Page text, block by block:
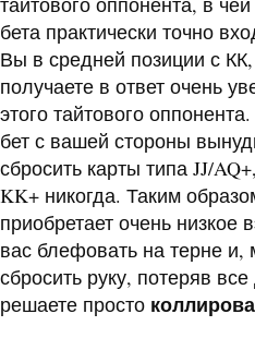
бета практически точно
Вы в средней позиции с
получаете в ответ очень
этого тайтового
бет с вашей стороны
сбросить карты типа JJ/
KK+ никогда. Таким
приобретает очень низкое
вас блефовать на терне и,
сбросить руку, потеряв
решаете просто